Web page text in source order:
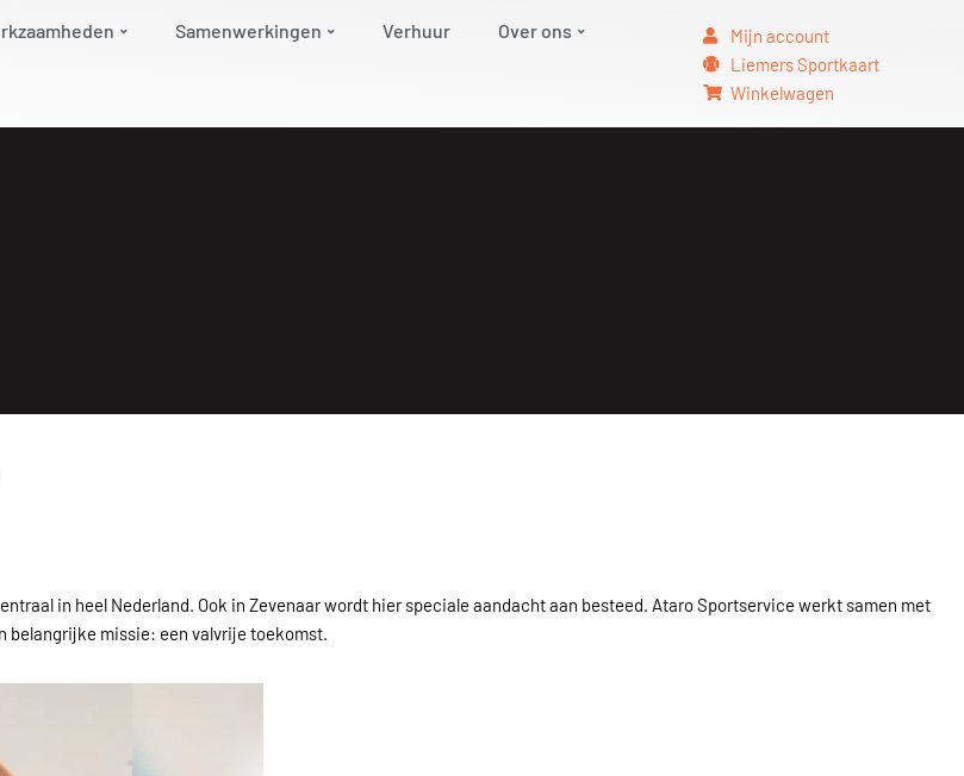
Samenwerkingen Verhuur Over ons
Mijn account
Liemers Sportkaart
Winkelwagen
in heel Nederland. Ook in Zevenaar wordt hier speciale aandacht aan besteed. Ataro Sportservice werkt samen met
belangrijke missie: een valvrije toekomst.